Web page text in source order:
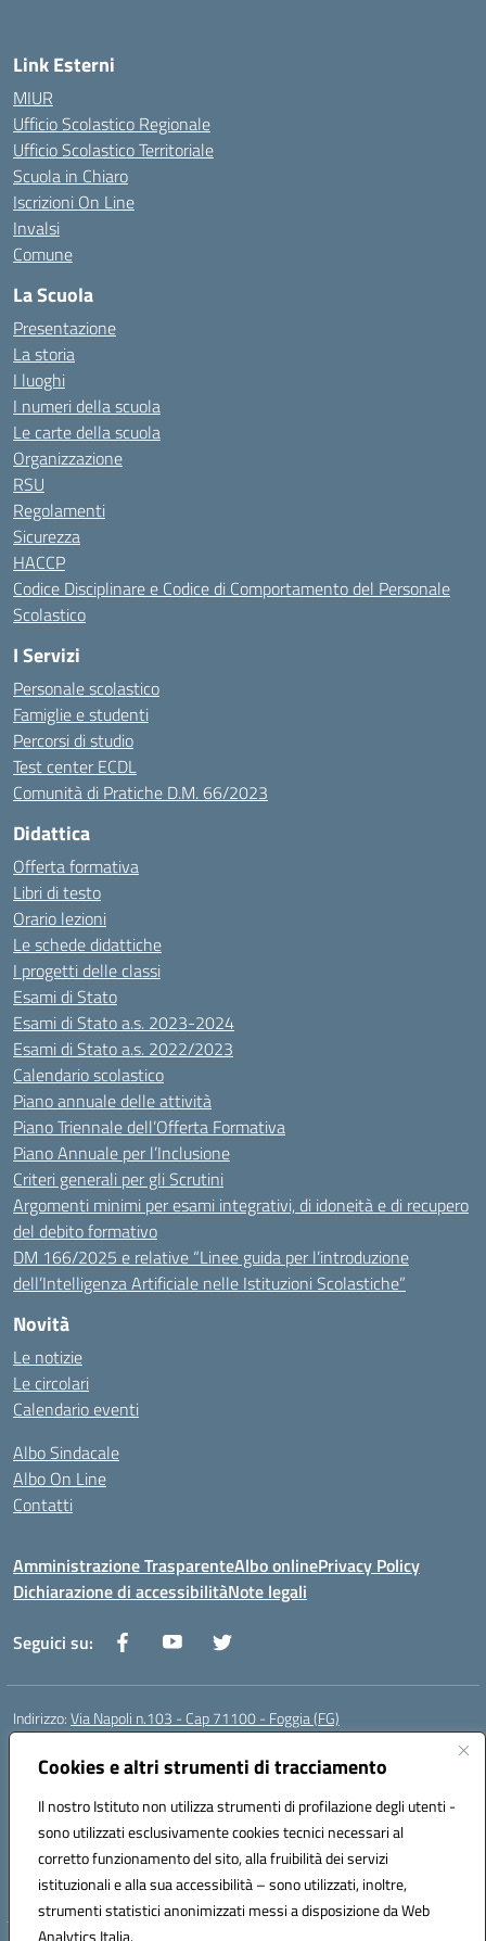
Cookies e altri strumenti di tracciamento
Il nostro Istituto non utilizza strumenti di profilazione degli utenti -
sono utilizzati esclusivamente cookies tecnici necessari al
corretto funzionamento del sito, alla fruibilità dei servizi
istituzionali e alla sua accessibilità – sono utilizzati, inoltre,
strumenti statistici anonimizzati messi a disposizione da Web
Analytics Italia.
Link Esterni
MIUR
Ufficio Scolastico Regionale
Ufficio Scolastico Territoriale
Scuola in Chiaro
Iscrizioni On Line
Invalsi
Comune
La Scuola
Presentazione
La storia
I luoghi
I numeri della scuola
Le carte della scuola
Organizzazione
RSU
Regolamenti
Sicurezza
HACCP
Codice Disciplinare e Codice di Comportamento del Personale
Scolastico
I Servizi
Personale scolastico
Famiglie e studenti
Percorsi di studio
Test center ECDL
Comunità di Pratiche D.M. 66/2023
Didattica
Offerta formativa
Libri di testo
Orario lezioni
Le schede didattiche
I progetti delle classi
Esami di Stato
Esami di Stato a.s. 2023-2024
Esami di Stato a.s. 2022/2023
Calendario scolastico
Piano annuale delle attività
Piano Triennale dell’Offerta Formativa
Piano Annuale per l’Inclusione
Criteri generali per gli Scrutini
Argomenti minimi per esami integrativi, di idoneità e di recupero
del debito formativo
DM 166/2025 e relative “Linee guida per l’introduzione
dell’Intelligenza Artificiale nelle Istituzioni Scolastiche”
Novità
Le notizie
Le circolari
Calendario eventi
Albo Sindacale
Albo On Line
Contatti
Amministrazione TrasparenteAlbo onlinePrivacy Policy
Dichiarazione di accessibilitàNote legali
Seguici su:
Indirizzo:Via Napoli n.103 - Cap 71100 - Foggia (FG)
Centralino:
Posta elettronica certificata (PEC):fgis00800v@pec.istruzione.it
Codice fiscale: 80003280718
Codice meccanografico:FGIS00800V
Codice Indice delle Pubbliche Amministrazioni (IPA): istsc_fgis00800v
Codice unico di fatturazione (CUF): SOLVP8